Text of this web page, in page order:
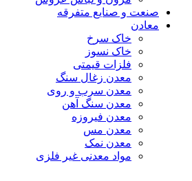
صنعت و صنایع متفرقه
معادن
خاک سرخ
خاک نسوز
فلزات قیمتی
معدن زغال سنگ
معدن سرب و روی
معدن سنگ آهن
معدن فیروزه
معدن مس
معدن نمک
مواد معدنی غیر فلزی